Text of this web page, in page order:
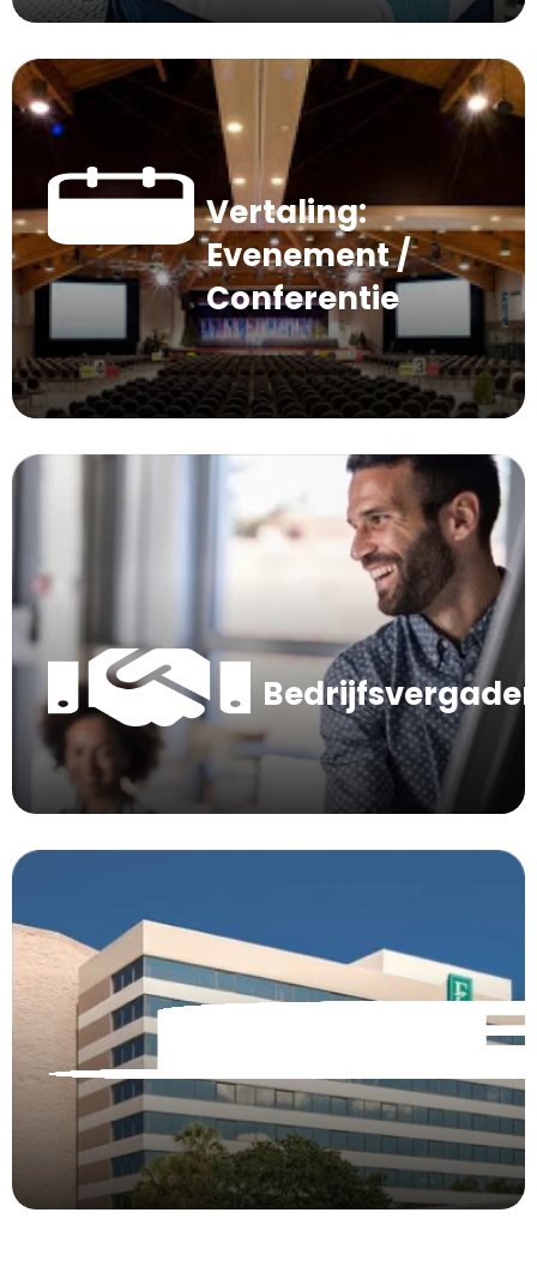
Vertaling:
Evenement /
Conferentie